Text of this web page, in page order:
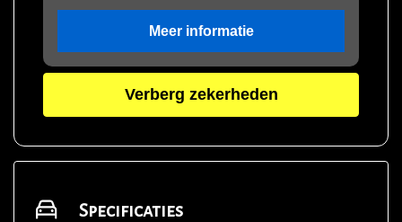
Meer informatie
Verberg zekerheden
Specificaties